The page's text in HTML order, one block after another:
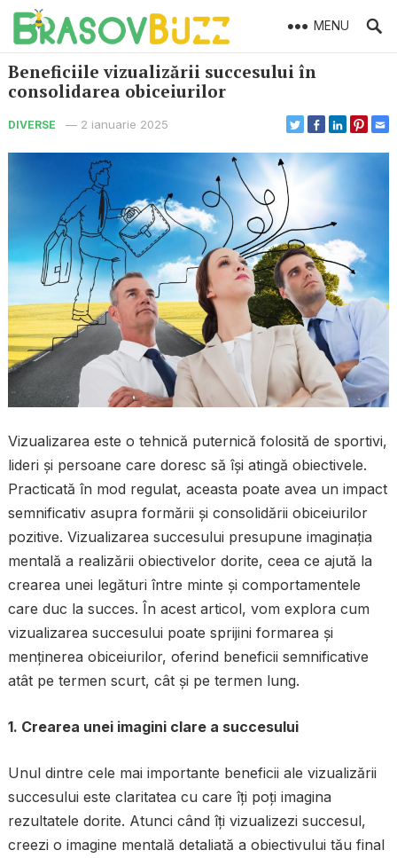
MENU
Beneficiile vizualizării succesului în
consolidarea obiceiurilor
DIVERSE — 2 ianuarie 2025
Vizualizarea este o tehnică puternică folosită de sportivi,
lideri și persoane care doresc să își atingă obiectivele.
Practicată în mod regulat, aceasta poate avea un impact
semnificativ asupra formării și consolidării obiceiurilor
pozitive. Vizualizarea succesului presupune imaginația
mentală a realizării obiectivelor dorite, ceea ce ajută la
crearea unei legături între minte și comportamentele
care duc la succes. În acest articol, vom explora cum
vizualizarea succesului poate sprijini formarea și
menținerea obiceiurilor, oferind beneficii semnificative
atât pe termen scurt, cât și pe termen lung.
1. Crearea unei imagini clare a succesului
Unul dintre cele mai importante beneficii ale vizualizării
succesului este claritatea cu care îți poți imagina
rezultatele dorite. Atunci când îți vizualizezi succesul,
creezi o imagine mentală detaliată a obiectivului tău final